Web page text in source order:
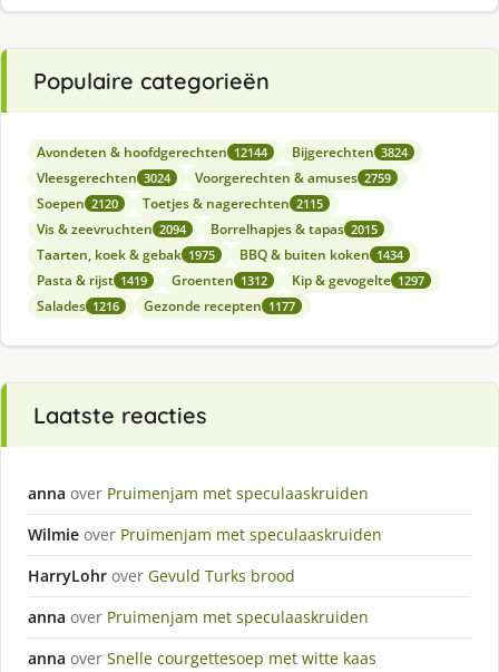
Populaire categorieën
Avondeten & hoofdgerechten 12144 Bijgerechten 3824
Vleesgerechten 3024 Voorgerechten & amuses 2759
Soepen 2120 Toetjes & nagerechten 2115
Vis & zeevruchten 2094 Borrelhapjes & tapas 2015
Taarten, koek & gebak 1975 BBQ & buiten koken 1434
Pasta & rijst 1419 Groenten 1312 Kip & gevogelte 1297
Salades 1216 Gezonde recepten 1177
Laatste reacties
anna over Pruimenjam met speculaaskruiden
Wilmie over Pruimenjam met speculaaskruiden
HarryLohr over Gevuld Turks brood
anna over Pruimenjam met speculaaskruiden
anna over Snelle courgettesoep met witte kaas